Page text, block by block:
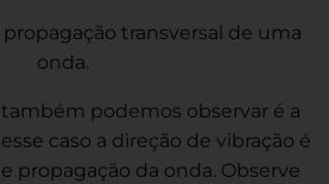
transversal de uma
onda.
podemos observar é a
caso a direção de vibração é
propagação da onda. Observe